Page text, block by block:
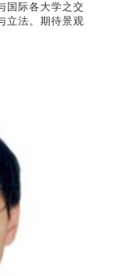
国际各大学之交
立法。期待景观